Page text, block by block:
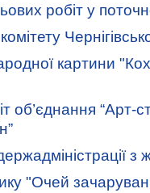
робіт у
картини
об’єднання “Арт-
з
"Очей